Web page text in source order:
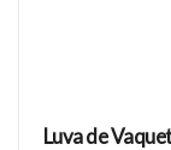
Luva de